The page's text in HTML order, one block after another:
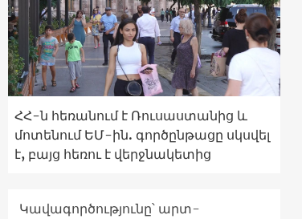
ՀՀ-ն հեռանում է Ռուսաստանից և
մոտենում ԵՄ-ին. գործընթացը սկսվել
է, բայց հեռու է վերջնակետից
Կավագործությունը՝ արտ-